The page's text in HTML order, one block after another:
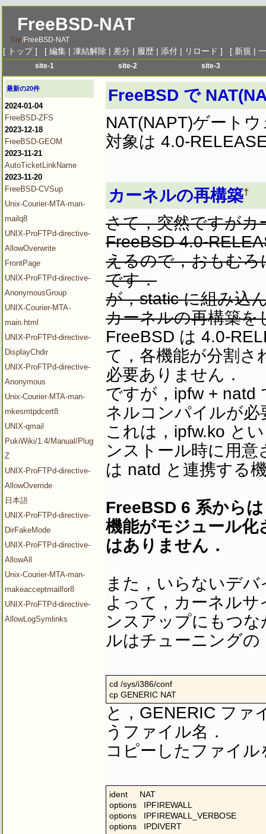
FreeBSD-NAT
Top/FreeBSD-NAT
[ トップ] [ 編集 | 凍結解除 | 差分 | 履歴 | 添付 | リロード ] [ 新規 |
site-1
menu-1
menu-2
menu-3
menu-5
menu-6
site-2
menu-1
menu-2
menu-3
menu-4
menu-5
site-3
menu-2
menu-3
menu-4
menu-5
最新の20件
2024-01-04
FreeBSD-ZFS
2023-12-18
FreeBSD-GEOM
2023-11-21
AutoTicketLinkName
2023-11-20
FreeBSD-CVSup
Unix-Courier-MTA-man-
mailq8
UNIX-ProFTPd-directive-
AllowOverwrite
FrontPage
UNIX-ProFTPd-directive-
AnonymousGroup
UNIX-Courier-MTA-
main.html
UNIX-ProFTPd-directive-
DisplayChdir
UNIX-ProFTPd-directive-
Anonymous
Unix-Courier-MTA-man-
mkesmtpdcert8
UNIX-qmail
PukiWiki/1.4/Manual/Plugin/V-
Z
UNIX-ProFTPd-directive-
AllowOverride
日本語
UNIX-ProFTPd-directive-
DirFakeMode
UNIX-ProFTPd-directive-
AllowAll
Unix-Courier-MTA-man-
makeacceptmailfor8
UNIX-ProFTPd-directive-
AllowLogSymlinks
FreeBSD で
NAT(NAPT)ゲート
対象は 4.0-
カーネルの再構築†
さて，突然ですがカ
FreeBSD 4.0-
えるので，おもむ
です．
が，static に組み込
カーネルの再構築を
FreeBSD は 4.0-
て，各機能が分割さ
必要ありません．
ですが，ipfw + natd
ネルコンパイルが
これは，ipfw.ko と
ンストール時に用
は natd と連携する
FreeBSD 6 系から
機能がモジュール
はありません．
また，いらないデ
よって，カーネル
ンスアップにもつ
ルはチューニング
cd /sys/i386/conf
cp GENERIC NAT
と，GENERIC ファ
うファイル名．
コピーしたファイ
ident     NAT
options   IPFIREWALL
options   IPFIREWALL_VERBOSE
options   IPDIVERT